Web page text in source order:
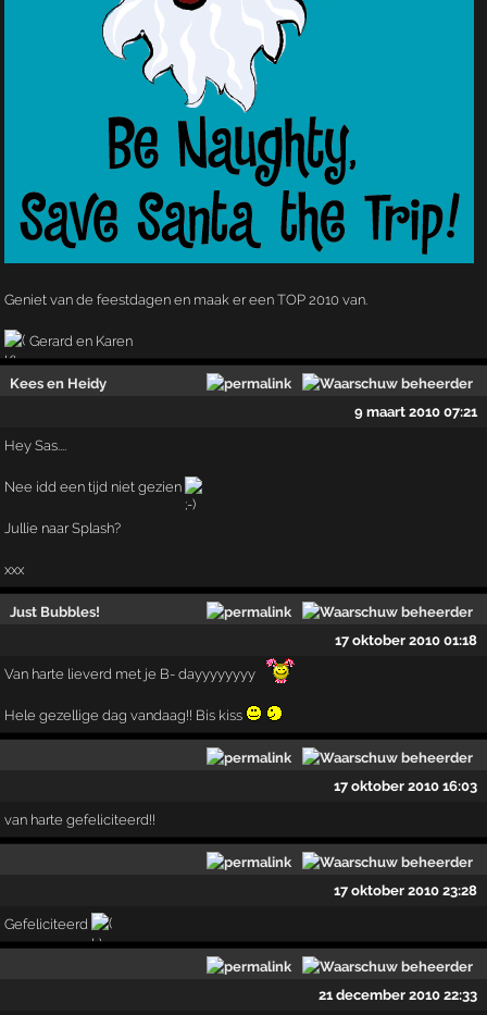
Geniet van de feestdagen en maak er een TOP 2010 van.
Gerard en Karen
Kees en Heidy
9 maart 2010 07:21
Hey Sas....
Nee idd een tijd niet gezien
Jullie naar Splash?
xxx
Just Bubbles!
17 oktober 2010 01:18
Van harte lieverd met je B- dayyyyyyyy
Hele gezellige dag vandaag!! Bis kiss
17 oktober 2010 16:03
van harte gefeliciteerd!!
17 oktober 2010 23:28
Gefeliciteerd
21 december 2010 22:33